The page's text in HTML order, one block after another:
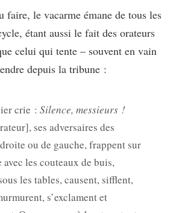
faire, le vacarme émane de tous les
étant aussi le fait des orateurs
celui qui tente – souvent en vain
depuis la tribune :
crie : Silence, messieurs !
ses adversaires des
ou de gauche, frappent sur
les couteaux de buis,
les tables, causent, sifflent,
s’exclament et